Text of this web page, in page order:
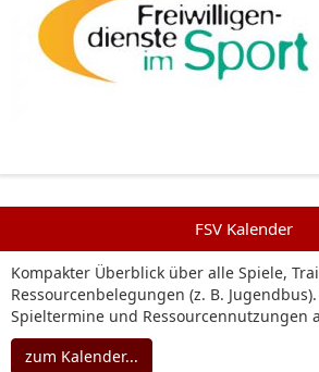
FSV Kalender
Kompakter Überblick über alle Spiele,
Ressourcenbelegungen (z. B.
Spieltermine und Ressourcennutzungen
zum Kalender...